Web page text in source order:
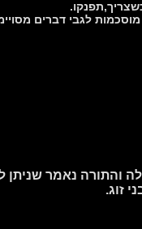
מוסכמות לגבי דברים
והתורה נאמר
זוג.